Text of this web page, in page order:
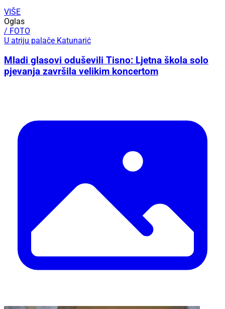
VIŠE
Oglas
/ FOTO
U atriju palače Katunarić
Mladi glasovi oduševili Tisno: Ljetna škola solo
pjevanja završila velikim koncertom